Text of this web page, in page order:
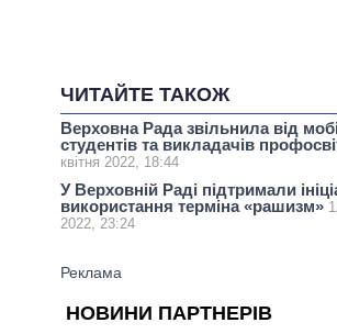
ЧИТАЙТЕ ТАКОЖ
Верховна Рада звільнила від
студентів та викладачів
квітня 2022, 18:44
У Верховній Раді підтримали
використання терміна «рашизм»
2022, 23:24